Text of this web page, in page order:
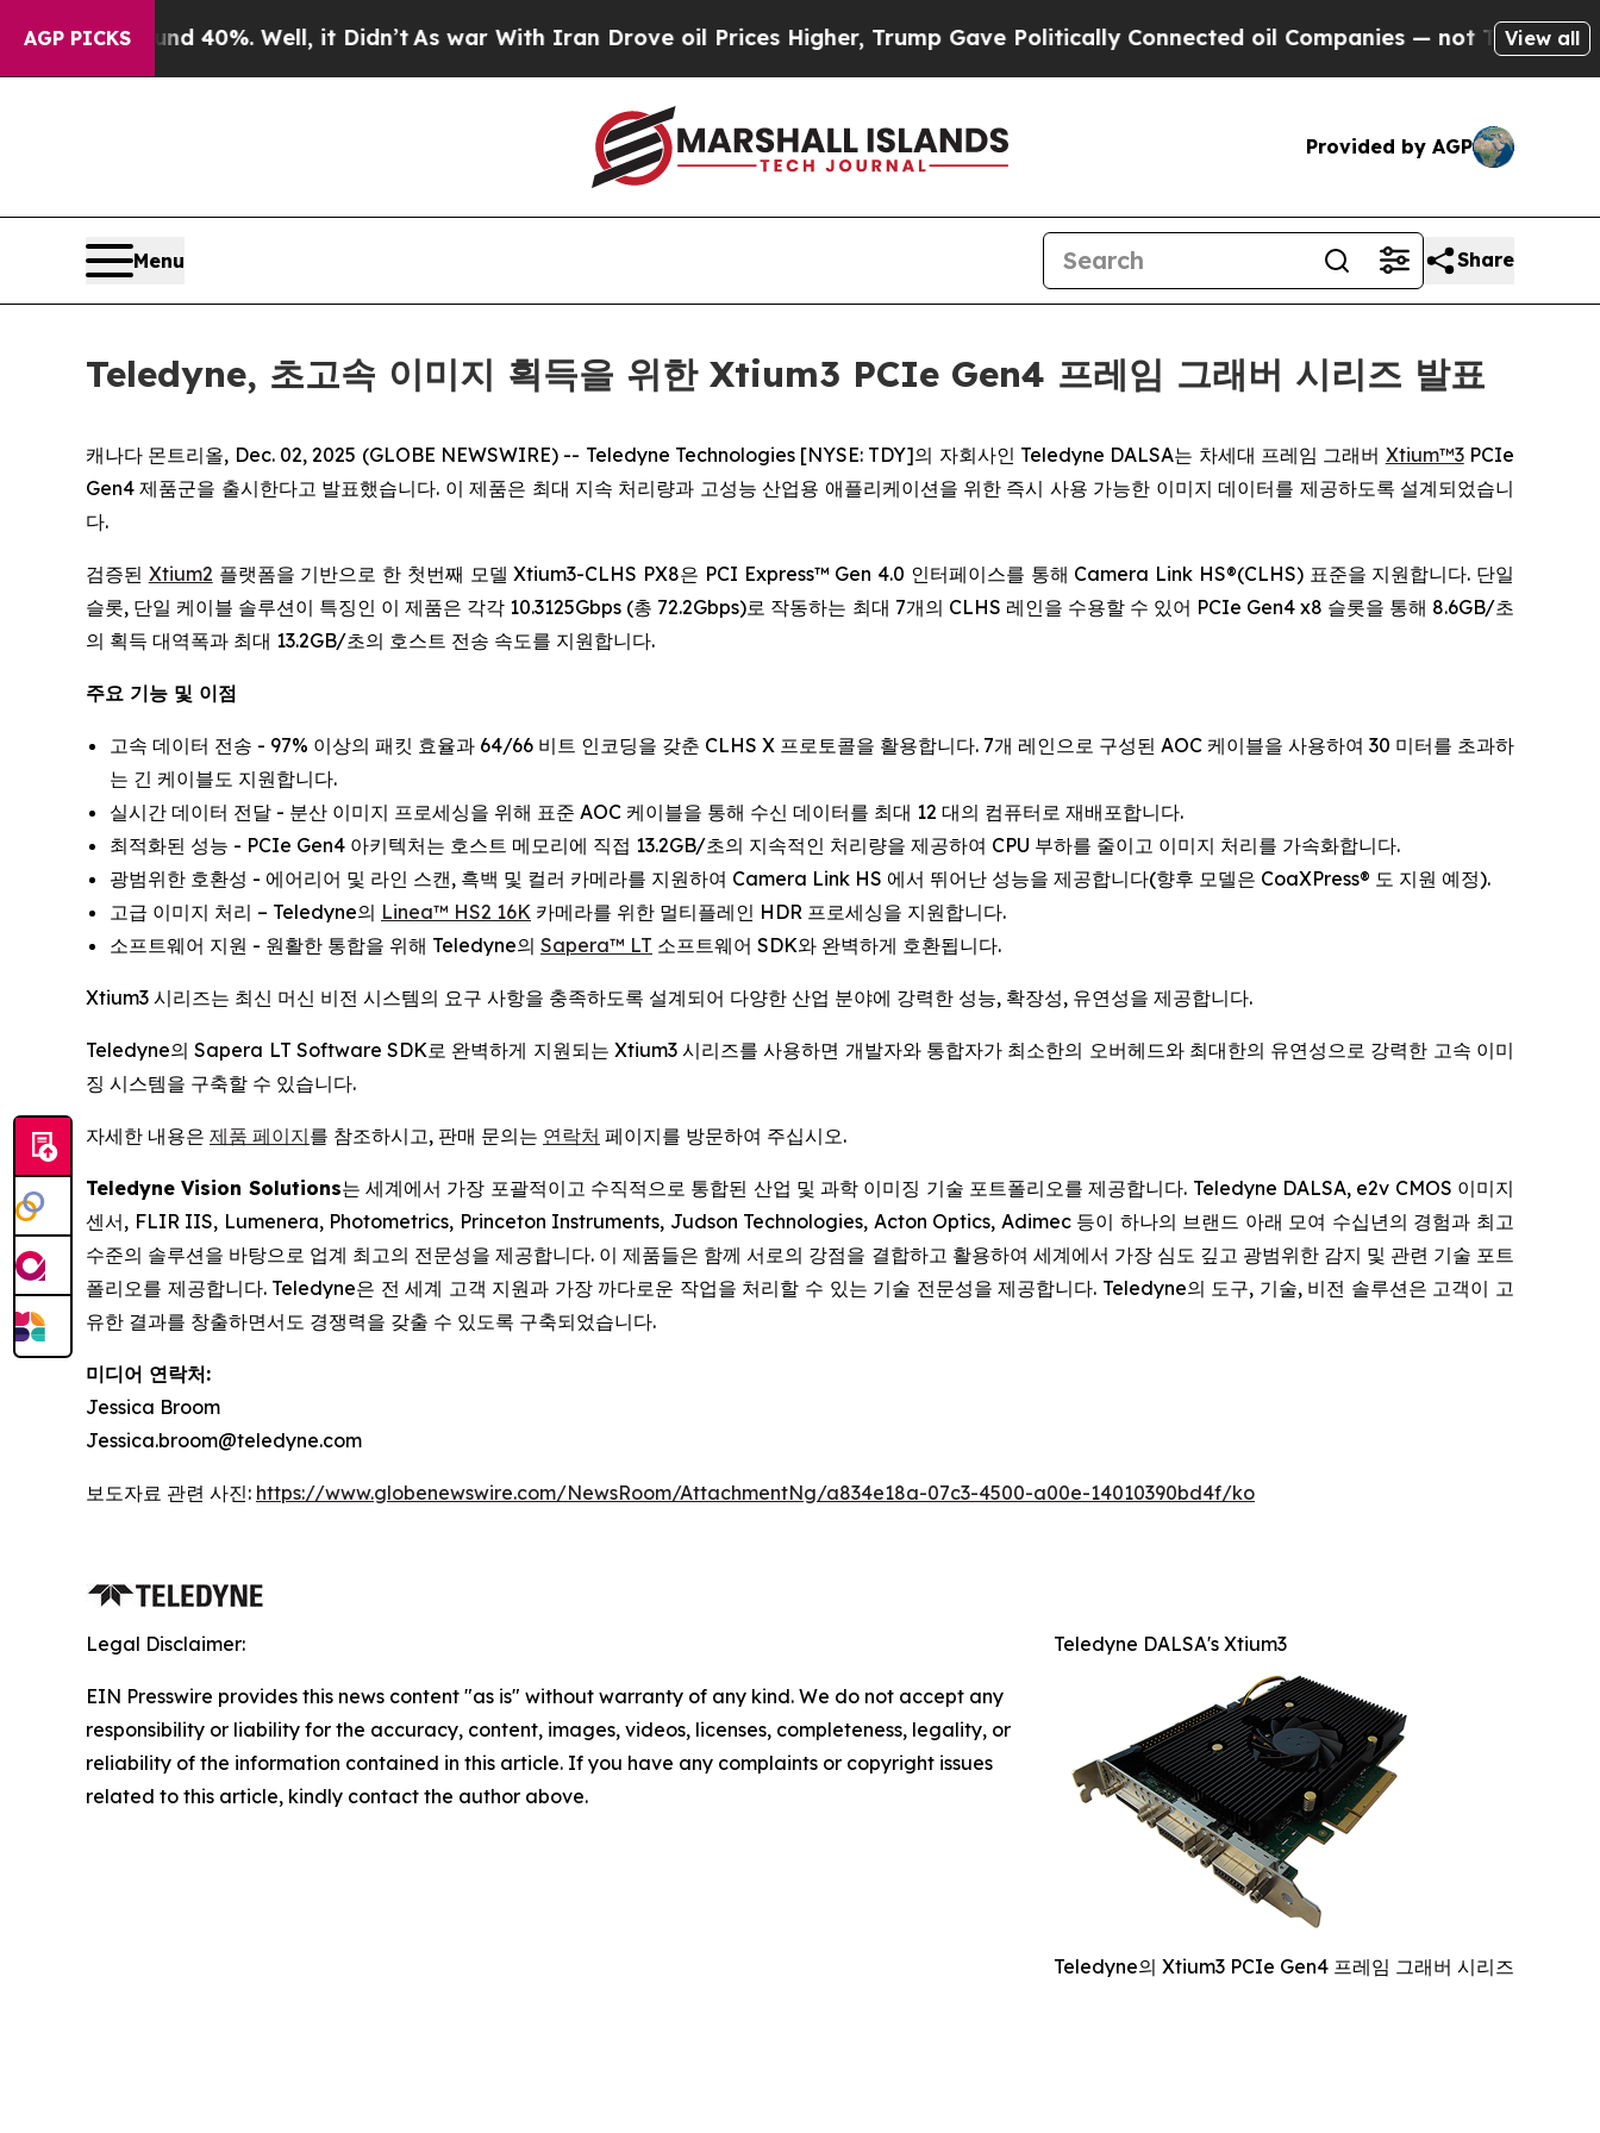
AGP PICKS
Around 40%. Well, it Didn’tAs war With Iran Drove oil Prices Higher, Trump Gave Politically Connected oil Companies — not Taxpayers — the
View all
Provided by AGP
Menu Share
Teledyne, 초고속 이미지 획득을 위한 Xtium3 PCIe Gen4 프레임 그래버 시리즈 발표
캐나다 몬트리올, Dec. 02, 2025 (GLOBE NEWSWIRE) -- Teledyne Technologies [NYSE: TDY]의 자회사인 Teledyne DALSA는 차세대 프레임 그래버 Xtium™3PCIe
Gen4 제품군을 출시한다고 발표했습니다. 이 제품은 최대 지속 처리량과 고성능 산업용 애플리케이션을 위한 즉시 사용 가능한 이미지 데이터를 제공하도록 설계되었습니
다.
검증된 Xtium2 플랫폼을 기반으로 한 첫번째 모델 Xtium3-CLHS PX8은 PCI Express™ Gen 4.0 인터페이스를 통해 Camera Link HS®(CLHS) 표준을 지원합니다. 단일
슬롯, 단일 케이블 솔루션이 특징인 이 제품은 각각 10.3125Gbps (총 72.2Gbps)로 작동하는 최대 7개의 CLHS 레인을 수용할 수 있어 PCIe Gen4 x8 슬롯을 통해 8.6GB/초
의 획득 대역폭과 최대 13.2GB/초의 호스트 전송 속도를 지원합니다.
주요 기능 및 이점
고속 데이터 전송 - 97% 이상의 패킷 효율과 64/66 비트 인코딩을 갖춘 CLHS X 프로토콜을 활용합니다. 7개 레인으로 구성된 AOC 케이블을 사용하여 30 미터를 초과하
는 긴 케이블도 지원합니다.
실시간 데이터 전달 - 분산 이미지 프로세싱을 위해 표준 AOC 케이블을 통해 수신 데이터를 최대 12 대의 컴퓨터로 재배포합니다.
최적화된 성능 - PCIe Gen4 아키텍처는 호스트 메모리에 직접 13.2GB/초의 지속적인 처리량을 제공하여 CPU 부하를 줄이고 이미지 처리를 가속화합니다.
광범위한 호환성 - 에어리어 및 라인 스캔, 흑백 및 컬러 카메라를 지원하여 Camera Link HS 에서 뛰어난 성능을 제공합니다(향후 모델은 CoaXPress® 도 지원 예정).
고급 이미지 처리 – Teledyne의 Linea™ HS2 16K 카메라를 위한 멀티플레인 HDR 프로세싱을 지원합니다.
소프트웨어 지원 - 원활한 통합을 위해 Teledyne의 Sapera™ LT 소프트웨어 SDK와 완벽하게 호환됩니다.
Xtium3 시리즈는 최신 머신 비전 시스템의 요구 사항을 충족하도록 설계되어 다양한 산업 분야에 강력한 성능, 확장성, 유연성을 제공합니다.
Teledyne의 Sapera LT Software SDK로 완벽하게 지원되는 Xtium3 시리즈를 사용하면 개발자와 통합자가 최소한의 오버헤드와 최대한의 유연성으로 강력한 고속 이미
징 시스템을 구축할 수 있습니다.
자세한 내용은 제품 페이지를 참조하시고, 판매 문의는 연락처 페이지를 방문하여 주십시오.
Teledyne Vision Solutions는 세계에서 가장 포괄적이고 수직적으로 통합된 산업 및 과학 이미징 기술 포트폴리오를 제공합니다. Teledyne DALSA, e2v CMOS 이미지
센서, FLIR IIS, Lumenera, Photometrics, Princeton Instruments, Judson Technologies, Acton Optics, Adimec 등이 하나의 브랜드 아래 모여 수십년의 경험과 최고
수준의 솔루션을 바탕으로 업계 최고의 전문성을 제공합니다. 이 제품들은 함께 서로의 강점을 결합하고 활용하여 세계에서 가장 심도 깊고 광범위한 감지 및 관련 기술 포트
폴리오를 제공합니다. Teledyne은 전 세계 고객 지원과 가장 까다로운 작업을 처리할 수 있는 기술 전문성을 제공합니다. Teledyne의 도구, 기술, 비전 솔루션은 고객이 고
유한 결과를 창출하면서도 경쟁력을 갖출 수 있도록 구축되었습니다.
미디어 연락처:
Jessica Broom
Jessica.broom@teledyne.com
보도자료 관련 사진: https://www.globenewswire.com/NewsRoom/AttachmentNg/a834e18a-07c3-4500-a00e-14010390bd4f/ko
Teledyne DALSA's Xtium3
Teledyne의 Xtium3 PCIe Gen4 프레임 그래버 시리즈
Legal Disclaimer:
EIN Presswire provides this news content "as is" without warranty of any kind. We do not accept any
responsibility or liability for the accuracy, content, images, videos, licenses, completeness, legality, or
reliability of the information contained in this article. If you have any complaints or copyright issues
related to this article, kindly contact the author above.